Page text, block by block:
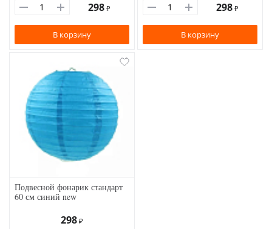
298 ₽
В корзину
298 ₽
В корзину
Подвесной фонарик стандарт
60 см синий new
298 ₽